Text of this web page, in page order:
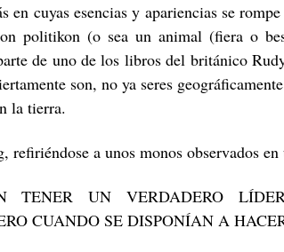
en cuyas esencias y apariencias se
politikon (o sea un animal (fiera o
de uno de los libros del británico
son, no ya seres
la tierra.
refiriéndose a unos monos observados
TENER UN VERDADERO
CUANDO SE DISPONÍAN A